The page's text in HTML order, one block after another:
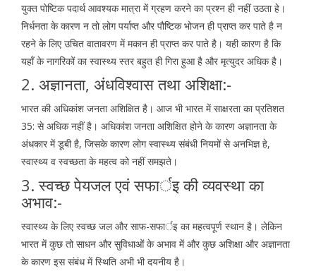
युक्त पोष्टिक पदार्थ आवश्यक मात्रा में ग्रहण करने का प्रश्न ही नहीं उठता हे।
निर्धनता के कारण न तो लोग पर्याप्त और पौष्टिक भोजन ही प्राप्त कर पाते है न
रहने के लिए उचित वातावरण में मकान ही प्राप्त कर पाते है। यही कारण है कि
यहाँ के नागरिकों का स्वास्थ्य स्तर बहुत ही गिरा हुआ है और मृत्युदर अधिक है।
2. अज्ञानता, अंधविश्वास तथा अशिक्षा:-
भारत की अधिकांश जनता अशिक्षित है। आज भी भारत में साक्षरता का प्रतिशत
35: से अधिक नहीं है। अधिकांश जनता अशिक्षित होने के कारण अज्ञानता के
अंधकार में डूबी है, जिसके कारण लोग स्वास्थ्य संबंधी नियमों से अनभिज्ञ हे,
स्वास्थ्य व स्वच्छता के महत्व को नहीं समझते।
3. स्वच्छ पेयजल एवं सफार्इ की व्यवस्था का
अभाव:-
स्वास्थ्य के लिए स्वच्छ जल और साफ-सफार्इ का महत्वपूर्ण स्थान है। लेकिन
भारत में कुछ तो साधन और सुविधाओं के अभाव में और कुछ अशिक्षा और अज्ञानता
के कारण इस संबंध में स्थिति अभी भी दयनीय है।